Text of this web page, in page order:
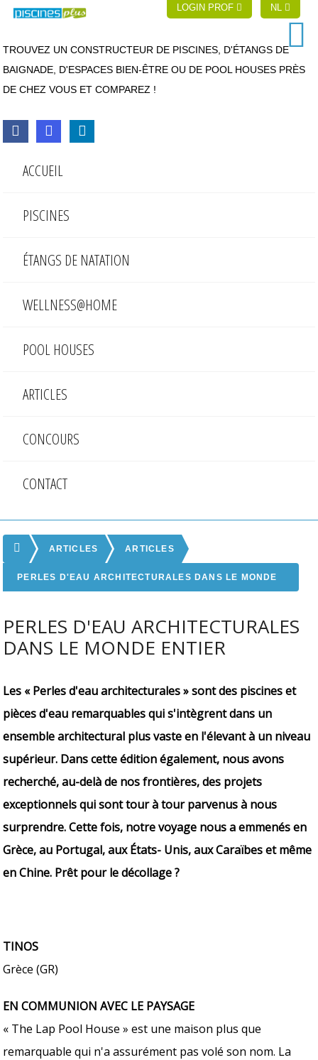
LOGIN PROF NL
TROUVEZ UN CONSTRUCTEUR DE PISCINES, D'ÉTANGS DE
BAIGNADE, D'ESPACES BIEN-ÊTRE OU DE POOL HOUSES PRÈS
DE CHEZ VOUS ET COMPAREZ !
ACCUEIL
PISCINES
ÉTANGS DE NATATION
WELLNESS@HOME
POOL HOUSES
ARTICLES
CONCOURS
CONTACT
ARTICLES ARTICLES
PERLES D'EAU ARCHITECTURALES DANS LE MONDE
PERLES D'EAU ARCHITECTURALES
DANS LE MONDE ENTIER
Les « Perles d'eau architecturales » sont des piscines et
pièces d'eau remarquables qui s'intègrent dans un
ensemble architectural plus vaste en l'élevant à un niveau
supérieur. Dans cette édition également, nous avons
recherché, au-delà de nos frontières, des projets
exceptionnels qui sont tour à tour parvenus à nous
surprendre. Cette fois, notre voyage nous a emmenés en
Grèce, au Portugal, aux États- Unis, aux Caraïbes et même
en Chine. Prêt pour le décollage ?
TINOS
Grèce (GR)
EN COMMUNION AVEC LE PAYSAGE
« The Lap Pool House » est une maison plus que
remarquable qui n'a assurément pas volé son nom. La